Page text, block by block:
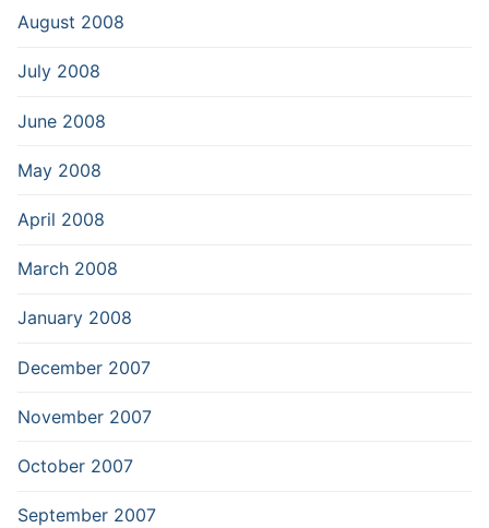
August 2008
July 2008
June 2008
May 2008
April 2008
March 2008
January 2008
December 2007
November 2007
October 2007
September 2007